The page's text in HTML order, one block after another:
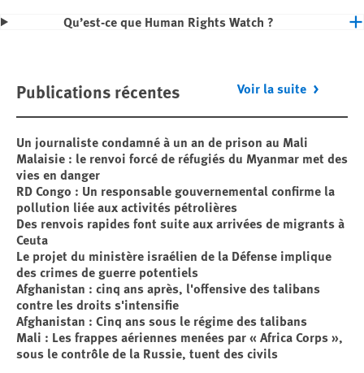
Qu’est-ce que Human Rights Watch ?
Publications récentes Voir la suite
Un journaliste condamné à un an de prison au Mali
Malaisie : le renvoi forcé de réfugiés du Myanmar met des
vies en danger
RD Congo : Un responsable gouvernemental confirme la
pollution liée aux activités pétrolières
Des renvois rapides font suite aux arrivées de migrants à
Ceuta
Le projet du ministère israélien de la Défense implique
des crimes de guerre potentiels
Afghanistan : cinq ans après, l'offensive des talibans
contre les droits s'intensifie
Afghanistan : Cinq ans sous le régime des talibans
Mali : Les frappes aériennes menées par « Africa Corps »,
sous le contrôle de la Russie, tuent des civils